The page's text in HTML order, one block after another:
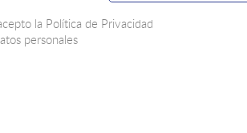
la Política de Privacidad
personales